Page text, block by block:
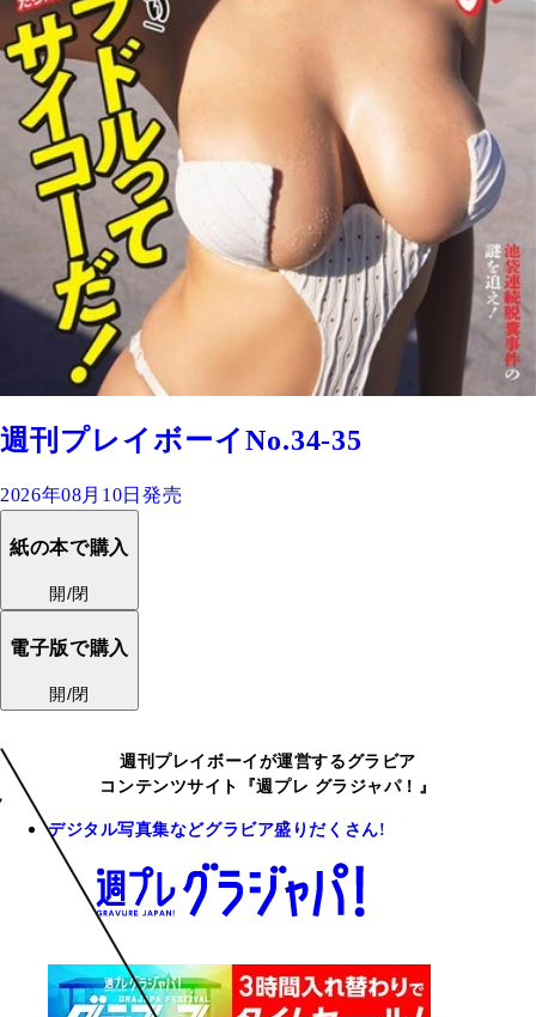
週刊プレイボーイNo.34-35
2026年08月10日発売
紙の本で購入
開/閉
電子版で購入
開/閉
週刊プレイボーイが運営するグラビア
コンテンツサイト『週プレ グラジャパ！』
デジタル写真集などグラビア盛りだくさん!